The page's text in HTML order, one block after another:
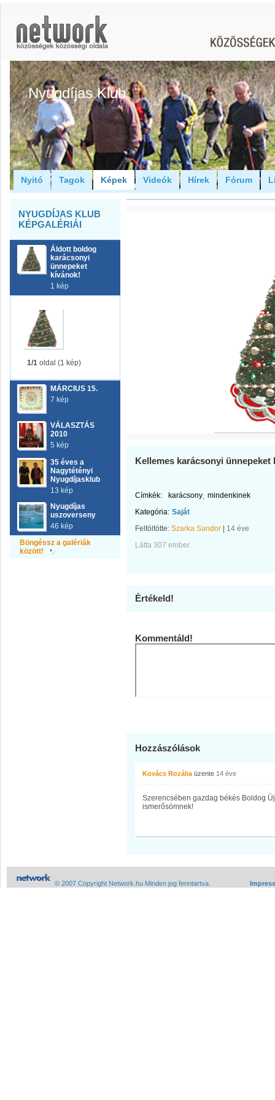
Nyugdíjas Klub
Nyitó Tagok Képek Videók Hírek Fórum
NYUGDÍJAS KLUB
KÉPGALÉRIÁI
Áldott boldog
karácsonyi
ünnepeket
kívánok!
1 kép
1/1 oldal (1 kép)
MÁRCIUS 15.
7 kép
VÁLASZTÁS
2010
5 kép
35 éves a
Nagytétényi
Nyugdíjasklub
13 kép
Nyugdíjas
uszoverseny
46 kép
Böngéssz a galériák
között!
Kellemes karácsonyi ünnepeket
Címkék: karácsony mindenkinek
Kategória: Saját
Feltöltötte: Szarka Sandor
14 éve
Látta 307 ember.
Értékeld!
Kommentáld!
Hozzászólások
Kovács Rozália üzente 14 éve
Szerencsében gazdag békés Boldog
ismerősömnek!
© 2007 Copyright Network.hu Minden jog fenntartva.